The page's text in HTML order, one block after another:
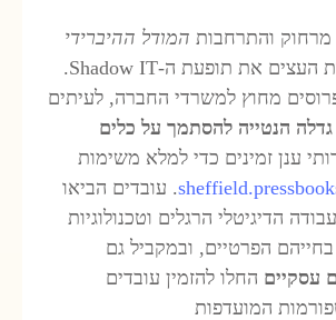
והתרחבותהמודל ההיברידי
בשנים האחרונות העצים את תופעת ה-Shadow IT.
מחוץ למשרדי החברה, לעיתים
להסתמך על כלים
זמינים כדי למלא משימות
. עובדים הביאו
הרגלים וטכנולוגיות
הפרטיים, ובמקביל גם
החלו להזמין עובדים
המועדפות